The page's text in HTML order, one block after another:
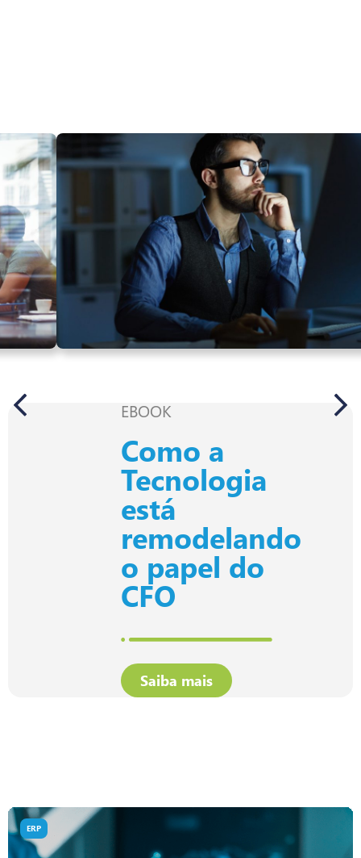
EBOOK
Como a
Tecnologia
está
remodelando
o papel do
CFO
Saiba mais
ERP